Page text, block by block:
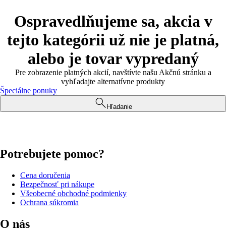
Ospravedlňujeme sa, akcia v
tejto kategórii už nie je platná,
alebo je tovar vypredaný
Pre zobrazenie platných akcií, navštívte našu Akčnú stránku a
vyhľadajte alternatívne produkty
Špeciálne ponuky
Hľadanie
Potrebujete pomoc?
Cena doručenia
Bezpečnosť pri nákupe
Všeobecné obchodné podmienky
Ochrana súkromia
O nás